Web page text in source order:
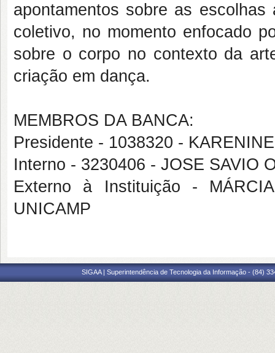
apontamentos sobre as
coletivo, no momento enfocado
sobre o corpo no contexto da
criação em dança.
MEMBROS DA BANCA:
Presidente - 1038320 -
Interno - 3230406 - JOSE SAVIO
Externo à Instituição -
UNICAMP
SIGAA | Superintendência de Tecnologia da Informação - (84)